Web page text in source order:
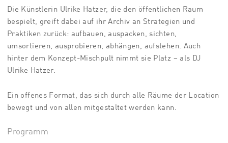
Die Künstlerin Ulrike Hatzer, die den öffentlichen Raum
bespielt, greift dabei auf ihr Archiv an Strategien und
Praktiken zurück: aufbauen, auspacken, sichten,
umsortieren, ausprobieren, abhängen, aufstehen. Auch
hinter dem Konzept-Mischpult nimmt sie Platz – als DJ
Ulrike Hatzer.
Ein offenes Format, das sich durch alle Räume der Location
bewegt und von allen mitgestaltet werden kann.
Programm